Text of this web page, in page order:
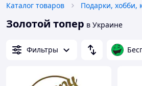
Каталог товаров Подарки, хобби,
Золотой топер в Украине
Фильтры